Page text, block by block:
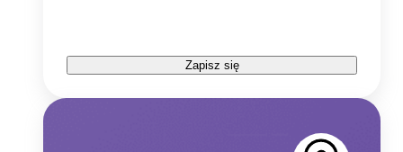
Zapisz się